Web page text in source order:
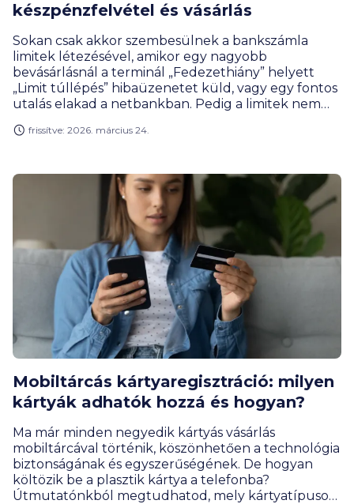
készpénzfelvétel és vásárlás
Sokan csak akkor szembesülnek a bankszámla
limitek létezésével, amikor egy nagyobb
bevásárlásnál a terminál „Fedezethiány” helyett
„Limit túllépés” hibaüzenetet küld, vagy egy fontos
utalás elakad a netbankban. Pedig a limitek nem
legfontosabb biztonsági őrei. Ebben a cikkben
szabhatod testre a kártyádat pár kattintással.
frissítve: 2026. március 24.
Mobiltárcás kártyaregisztráció: milyen
kártyák adhatók hozzá és hogyan?
Ma már minden negyedik kártyás vásárlás
mobiltárcával történik, köszönhetően a technológia
biztonságának és egyszerűségének. De hogyan
költözik be a plasztik kártya a telefonba?
Útmutatónkból megtudhatod, mely kártyatípusok